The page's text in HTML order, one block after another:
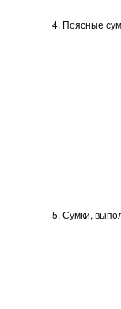
4. Поясные сумки
5. Сумки,